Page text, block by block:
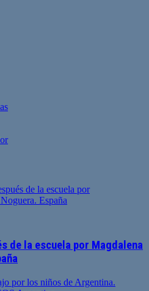
de la escuela por Magdalena